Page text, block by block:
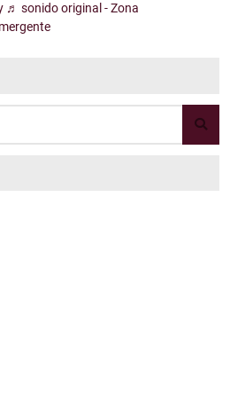
♬ sonido original - Zona